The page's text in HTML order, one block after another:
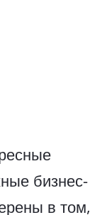
бизнес-
в том,